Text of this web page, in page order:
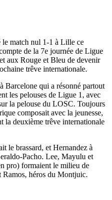
le match nul 1-1 à Lille ce
de la 7e journée de Ligue
aux Rouge et Bleu de devenir
trêve internationale.
Barcelone qui a résonné partout
les pelouses de Ligue 1, avec
la pelouse du LOSC. Toujours
composait avec la jeunesse,
la deuxième trêve internationale
le brassard, et Hernandez à
Pacho. Lee, Mayulu et
pro) formaient le milieu de
héros du Montjuic.